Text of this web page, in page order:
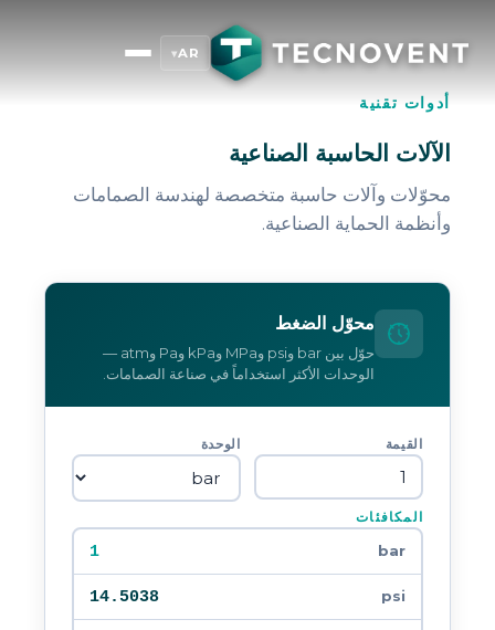
AR
▾
أدوات تقنية
الآلات الحاسبة الصناعية
محوّلات وآلات حاسبة متخصصة لهندسة الصمامات
وأنظمة الحماية الصناعية.
محوّل الضغط
حوّل بين bar وpsi وMPa وkPa وPa وatm —
الوحدات الأكثر استخداماً في صناعة الصمامات.
القيمة الوحدة
المكافئات
bar
1
psi
14.5038